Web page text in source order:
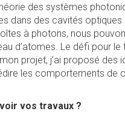
des systèmes
dans des cavités
à photons, nous
d’atomes. Le défi pour
projet, j’ai proposé
les comportements de
vos travaux ?